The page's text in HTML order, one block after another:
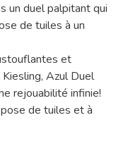
un duel palpitant qui
de tuiles à un
et
Azul Duel
rejouabilité infinie!
de tuiles et à